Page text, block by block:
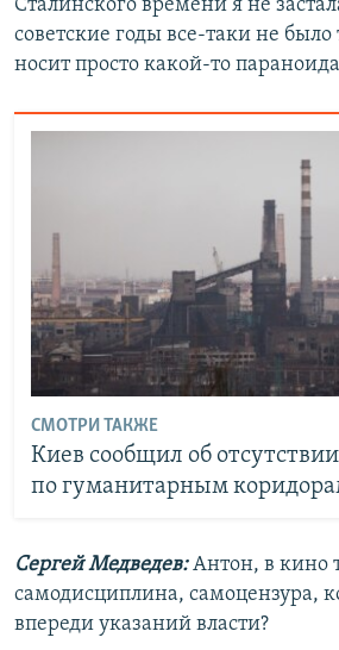
Сталинского времени я не
советские годы все-таки не было
носит просто какой-то
СМОТРИ ТАКЖЕ
Киев сообщил об
по гуманитарным
Сергей Медведев:Антон, в кино
самодисциплина, самоцензура,
впереди указаний власти?